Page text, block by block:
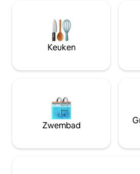
kleine winkel met sundries
Keuken
Zwembad